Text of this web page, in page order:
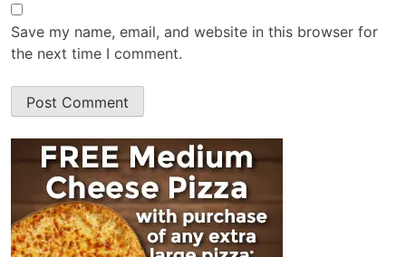
Save my name, email, and website in this browser for
the next time I comment.